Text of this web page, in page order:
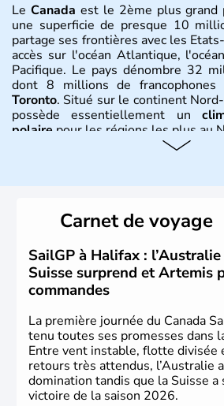
Le Canada est le 2ème plus grand
une superficie de presque 10
partage ses frontières avec les
accès sur l'océan Atlantique,
Pacifique. Le pays dénombre 32
dont 8 millions de
Toronto. Situé sur le continent
possède essentiellement un
polaire pour les régions les plus au
territoire de la ville de Québec, le
sous le contrôle des Britanniques.
pays a été obtenue au cours d'un
étalé de 1867 à 1982. Le peuple
aujourd'hui appelé Eskimos, n'est
du XXème siècle lors d'une
Nord.
Carnet de voyage
SailGP à Halifax :
Suisse surprend et Artemis
commandes
La première journée du Canada
tenu toutes ses promesses dans
Entre vent instable, flotte divisée
retours très attendus, l’Australie
domination tandis que la Suisse a
victoire de la saison 2026.